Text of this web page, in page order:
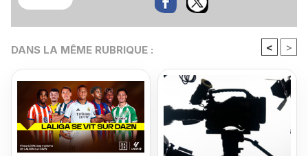
DANS LA MÊME RUBRIQUE : < >